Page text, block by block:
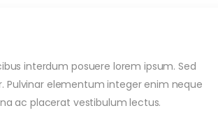
interdum posuere lorem ipsum. Sed
Pulvinar elementum integer enim neque
ac placerat vestibulum lectus.